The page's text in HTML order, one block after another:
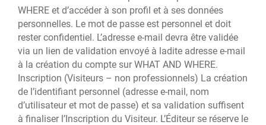
WHERE et d’accéder à son profil et à ses données
personnelles. Le mot de passe est personnel et doit
rester confidentiel. L’adresse e-mail devra être validée
via un lien de validation envoyé à ladite adresse e-mail
à la création du compte sur WHAT AND WHERE.
Inscription (Visiteurs – non professionnels) La création
de l’identifiant personnel (adresse e-mail, nom
d’utilisateur et mot de passe) et sa validation suffisent
à finaliser l’Inscription du Visiteur. L’Éditeur se réserve le